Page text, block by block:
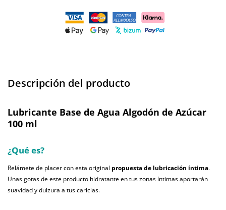
Descripción del producto
Lubricante Base de Agua Algodón de Azúcar
100 ml
¿Qué es?
Relámete de placer con esta original propuesta de lubricación íntima.
Unas gotas de este producto hidratante en tus zonas íntimas aportarán
suavidad y dulzura a tus caricias.